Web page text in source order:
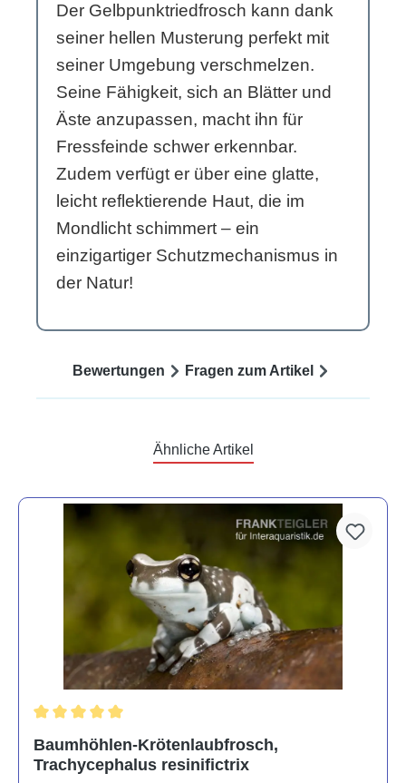
Der Gelbpunktriedfrosch kann dank
seiner hellen Musterung perfekt mit
seiner Umgebung verschmelzen.
Seine Fähigkeit, sich an Blätter und
Äste anzupassen, macht ihn für
Fressfeinde schwer erkennbar.
Zudem verfügt er über eine glatte,
leicht reflektierende Haut, die im
Mondlicht schimmert – ein
einzigartiger Schutzmechanismus in
der Natur!
Bewertungen Fragen zum Artikel
Ähnliche Artikel
Baumhöhlen-Krötenlaubfrosch,
Trachycephalus resinifictrix